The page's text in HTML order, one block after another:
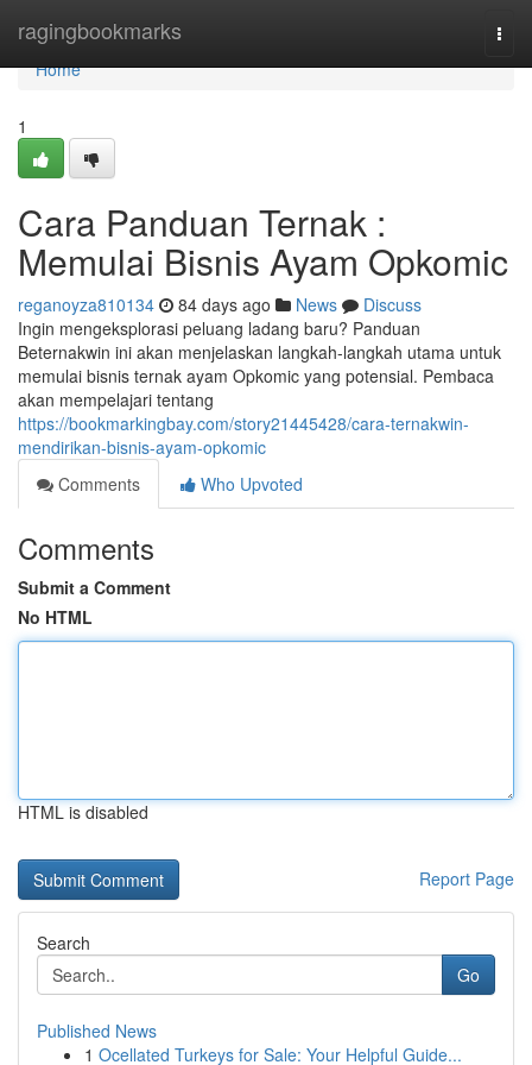
ragingbookmarks
Home
Home
1
Cara Panduan Ternak :
Memulai Bisnis Ayam Opkomic
reganoyza810134 84 days ago News
Discuss
Ingin mengeksplorasi peluang ladang baru? Panduan
Beternakwin ini akan menjelaskan langkah-langkah utama untuk
memulai bisnis ternak ayam Opkomic yang potensial. Pembaca
akan mempelajari tentang
https://bookmarkingbay.com/story21445428/cara-ternakwin-
mendirikan-bisnis-ayam-opkomic
Comments
Who Upvoted
Comments
Submit a Comment
No HTML
HTML is disabled
Report Page
Search
Go
Published News
1 Ocellated Turkeys for Sale: Your Helpful Guide...